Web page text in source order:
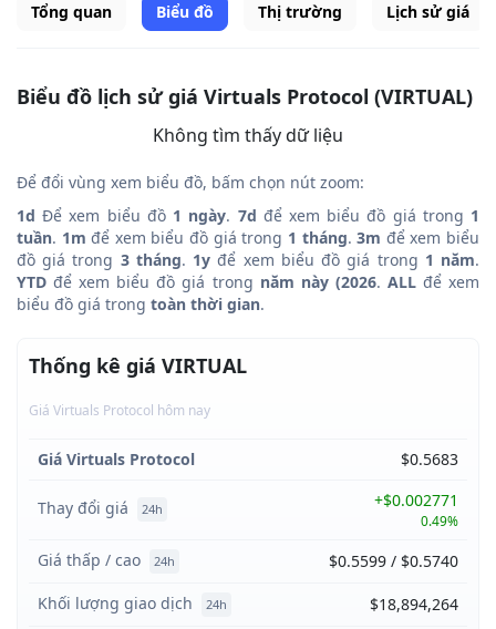
Tổng quan Biểu đồ Thị trường Lịch sử giá
Biểu đồ lịch sử giá Virtuals Protocol (VIRTUAL)
Không tìm thấy dữ liệu
Để đổi vùng xem biểu đồ, bấm chọn nút zoom:
1d Để xem biểu đồ 1 ngày. 7d để xem biểu đồ giá trong 1
tuần. 1m để xem biểu đồ giá trong 1 tháng.3m để xem biểu
đồ giá trong 3 tháng. 1y để xem biểu đồ giá trong 1 năm.
YTD để xem biểu đồ giá trong năm này (2026. ALLđể xem
biểu đồ giá trong toàn thời gian.
Thống kê giá VIRTUAL
Giá Virtuals Protocol hôm nay
Giá Virtuals Protocol $0.5683
Thay đổi giá 24h +$0.002771
0.49%
Giá thấp / cao 24h
$0.5599 / $0.5740
Khối lượng giao dịch
24h $18,894,264